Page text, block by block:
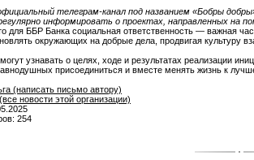
телеграм-канал под названием «Бобры
информировать о проектах, направленных на
для ББР Банка социальная ответственность — важная
окружающих на добрые дела, продвигая культуру
узнавать о целях, ходе и результатах реализации
присоединиться и вместе менять жизнь к
(написать письмо автору)
новости этой организации)
254